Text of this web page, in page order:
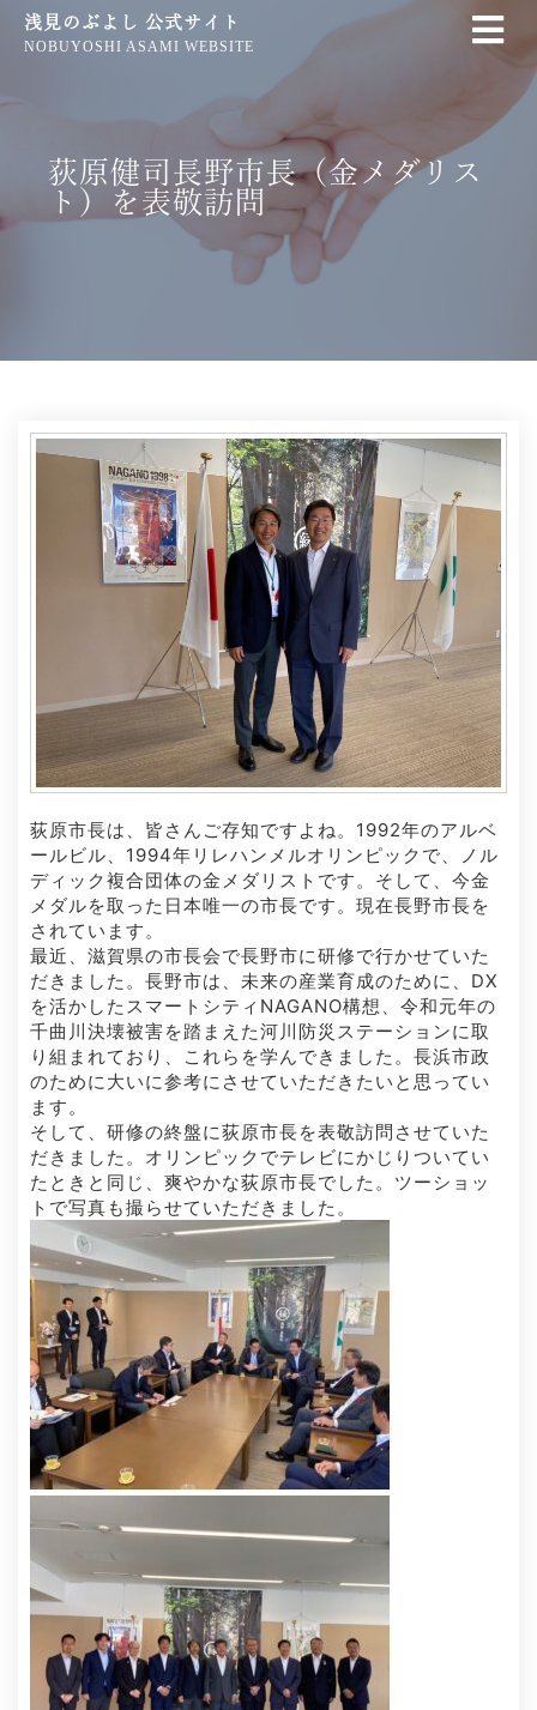
浅見のぶよし 公式サイト
NOBUYOSHI ASAMI WEBSITE
荻原健司長野市長（金メダリス
ト）を表敬訪問
荻原市長は、皆さんご存知ですよね。1992年のアルベ
ールビル、1994年リレハンメルオリンピックで、ノル
ディック複合団体の金メダリストです。そして、今金
メダルを取った日本唯一の市長です。現在長野市長を
されています。
最近、滋賀県の市長会で長野市に研修で行かせていた
だきました。長野市は、未来の産業育成のために、DX
を活かしたスマートシティNAGANO構想、令和元年の
千曲川決壊被害を踏まえた河川防災ステーションに取
り組まれており、これらを学んできました。長浜市政
のために大いに参考にさせていただきたいと思ってい
ます。
そして、研修の終盤に荻原市長を表敬訪問させていた
だきました。オリンピックでテレビにかじりついてい
たときと同じ、爽やかな荻原市長でした。ツーショッ
トで写真も撮らせていただきました。